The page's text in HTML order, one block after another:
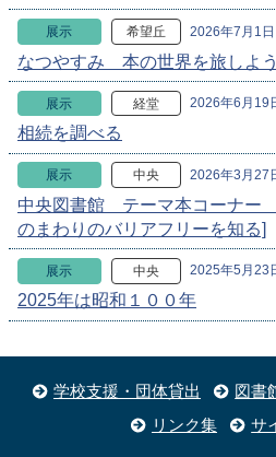
展示 希望丘 2026年7月1日
なつやすみ 本の世界を旅しよう
展示 経堂 2026年6月19
相続を調べる
展示 中央 2026年3月27
中央図書館 テーマ本コーナー
のまわりのバリアフリーを知る]
展示 中央 2025年5月23
2025年は昭和１００年
学校支援・団体貸出
図書
リンク集
サ